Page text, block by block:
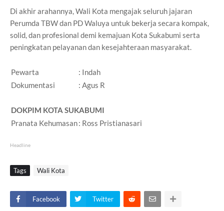
Di akhir arahannya, Wali Kota mengajak seluruh jajaran
Perumda TBW dan PD Waluya untuk bekerja secara kompak,
solid, dan profesional demi kemajuan Kota Sukabumi serta
peningkatan pelayanan dan kesejahteraan masyarakat.
Pewarta
: Indah
Dokumentasi
: Agus R
DOKPIM KOTA SUKABUMI
Pranata Kehumasan: Ross Pristianasari
Headline
Tags Wali Kota
Facebook Twitter